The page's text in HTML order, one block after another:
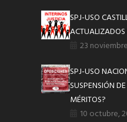
SPJ-USO
ACTUALIZADOS
23
SPJ-USO
SUSPENSIÓN
MÉRITOS?
10 octubre,